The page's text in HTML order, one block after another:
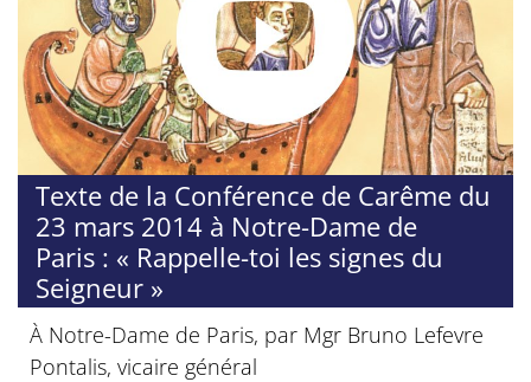
Texte de la Conférence de Carême du
23 mars 2014 à Notre-Dame de
Paris : « Rappelle-toi les signes du
Seigneur »
À Notre-Dame de Paris, par Mgr Bruno Lefevre
Pontalis, vicaire général